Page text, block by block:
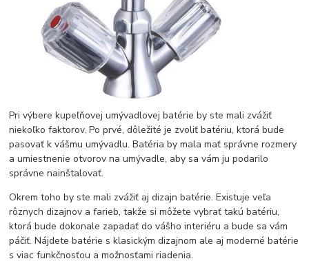
Pri výbere kupeľňovej umývadlovej batérie by ste mali zvážiť
niekoľko faktorov. Po prvé, dôležité je zvoliť batériu, ktorá bude
pasovať k vášmu umývadlu. Batéria by mala mať správne rozmery
a umiestnenie otvorov na umývadle, aby sa vám ju podarilo
správne nainštalovať.
Okrem toho by ste mali zvážiť aj dizajn batérie. Existuje veľa
rôznych dizajnov a farieb, takže si môžete vybrať takú batériu,
ktorá bude dokonale zapadať do vášho interiéru a bude sa vám
páčiť. Nájdete batérie s klasickým dizajnom ale aj moderné batérie
s viac funkčnosťou a možnosťami riadenia.